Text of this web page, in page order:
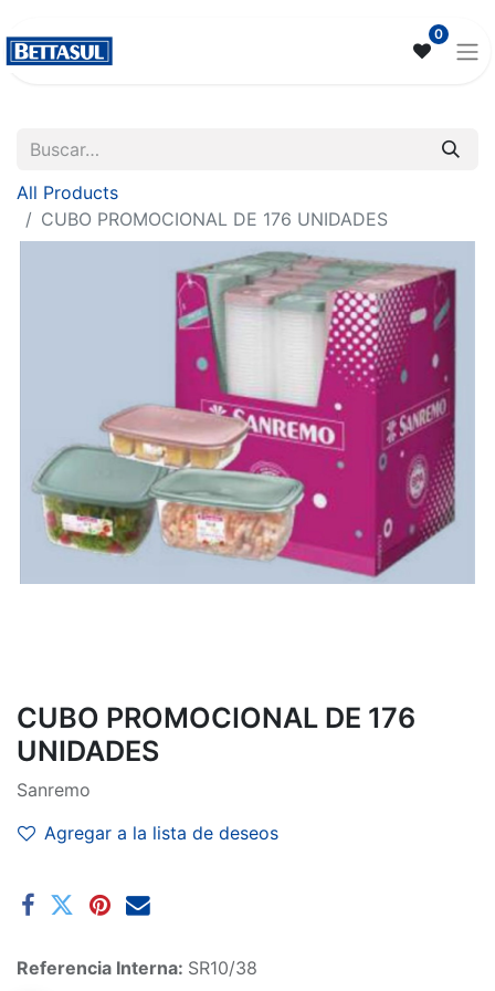
0
All Products
CUBO PROMOCIONAL DE 176 UNIDADES
CUBO PROMOCIONAL DE 176
UNIDADES
Sanremo
Agregar a la lista de deseos
Referencia Interna: SR10/38